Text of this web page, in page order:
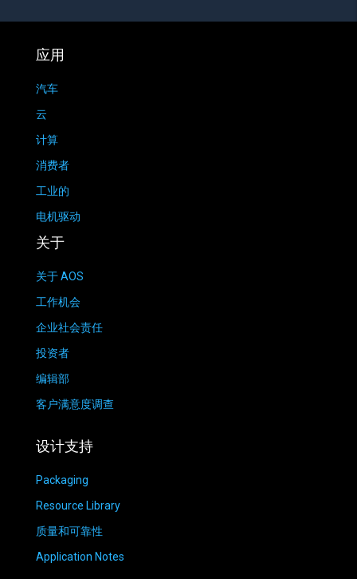
应用
汽车
云
计算
消费者
工业的
电机驱动
关于
关于 AOS
工作机会
企业社会责任
投资者
编辑部
客户满意度调查
设计支持
Packaging
Resource Library
质量和可靠性
Application Notes